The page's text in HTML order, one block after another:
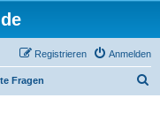
Anmelden
Registrieren
Fragen